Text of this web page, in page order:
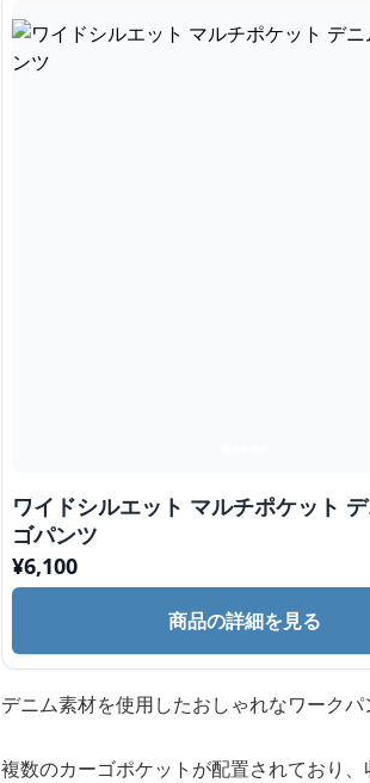
ワイドシルエット マルチポケット
ゴパンツ
¥6,100
商品の詳細を見る
デニム素材を使用したおしゃれなワークパ
複数のカーゴポケットが配置されており